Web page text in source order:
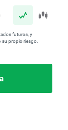
futuros, y
su propio riesgo.